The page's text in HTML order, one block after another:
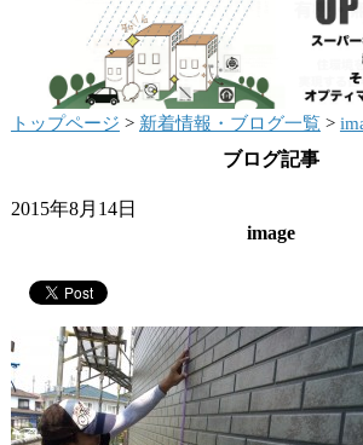
トップページ > 新着情報・ブログ一覧>
ブログ記事
2015年8月14日
image